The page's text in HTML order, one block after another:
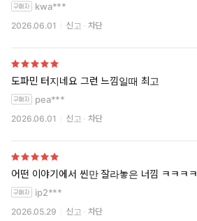
kwa***
2026.06.01 신고 차단
도파민 터지네요 그런 느낌일때 최고
pea***
2026.06.01 신고 차단
어떤 이야기에서 씬만 잘라놓은 너낌 ㅋㅋㅋㅋ
ip2***
2026.05.29 신고 차단